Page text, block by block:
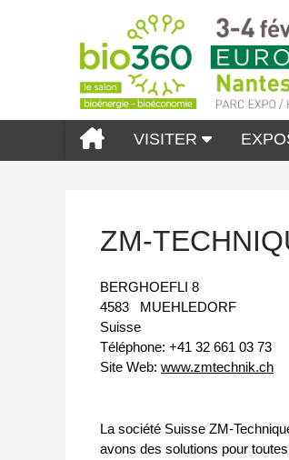
VISITER
ZM-
BERGHOEFLI 8
4583
MUEHLEDORF
Suisse
Téléphone: +41 32 661 03 73
Site Web: www.zmtechnik.ch
La société Suisse ZM-
avons des solutions pour